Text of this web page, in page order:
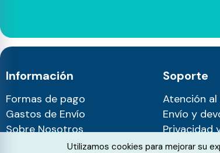
Información
Formas de pago
Gastos de Envío
Sobre Nosotros
Soporte
Atención
Envío y
Privacidad
Utilizamos cookies para mejorar su